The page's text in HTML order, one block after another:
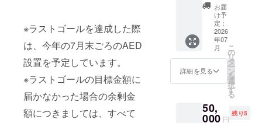
※ラストゴールを達成した際
は、今年の7月末ごろのAED
設置を予定しています。
※ラストゴールの目標金額に
届かなかった場合の余剰金
額につきましては、すべて
備考欄
にご記
載くだ
さい
【アク
リル
ル
ダー】
40✕約
65mm
m 持手
サイ
ズ：
W25✕H
560m
【Tシャ
イズ：
S/M/L/X
Lから選
です 素
材：プ
ルダー
の3点
セット
でお届
けしま
す。 富
士山が
バカ好
セット
です
高品質
な印刷
でキャ
ンバス
上にリ
アルに
再現。
額縁付
プリカ
を手頃
名前を
記載し
ます S
サイズ
50,000
円コー
ス】 ミ
リオン
ハート
ジェク
トにて
お届
け予
定：
2026
年07
月
詳細を見る
こ
の
リ
タ
ー
ン
を
選
択
す
る
50,
000 円
残り5